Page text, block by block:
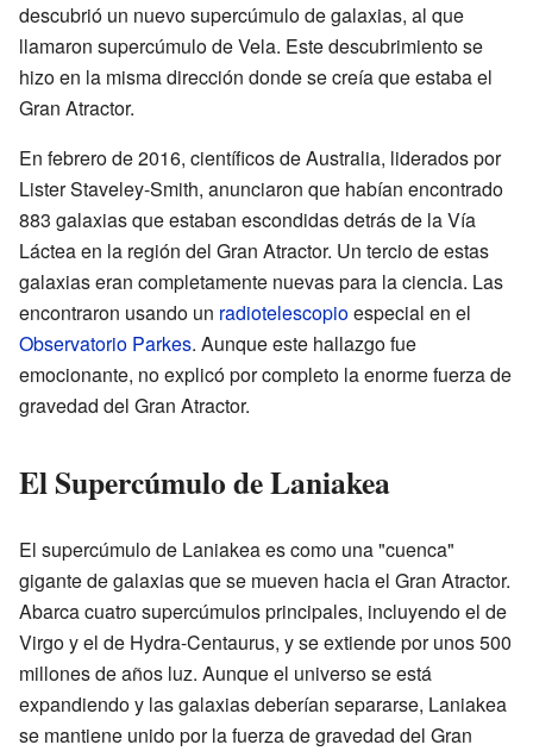
descubrió un nuevo supercúmulo de galaxias, al que
llamaron supercúmulo de Vela. Este descubrimiento se
hizo en la misma dirección donde se creía que estaba el
Gran Atractor.
En febrero de 2016, científicos de Australia, liderados por
Lister Staveley-Smith, anunciaron que habían encontrado
883 galaxias que estaban escondidas detrás de la Vía
Láctea en la región del Gran Atractor. Un tercio de estas
galaxias eran completamente nuevas para la ciencia. Las
encontraron usando un radiotelescopioespecial en el
Observatorio Parkes. Aunque este hallazgo fue
emocionante, no explicó por completo la enorme fuerza de
gravedad del Gran Atractor.
El Supercúmulo de Laniakea
El supercúmulo de Laniakea es como una "cuenca"
gigante de galaxias que se mueven hacia el Gran Atractor.
Abarca cuatro supercúmulos principales, incluyendo el de
Virgo y el de Hydra-Centaurus, y se extiende por unos 500
millones de años luz. Aunque el universo se está
expandiendo y las galaxias deberían separarse, Laniakea
se mantiene unido por la fuerza de gravedad del Gran